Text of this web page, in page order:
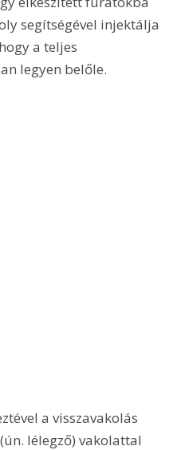
segítségével injektálja
a teljes
legyen belőle.
a visszavakolás
lélegző) vakolattal